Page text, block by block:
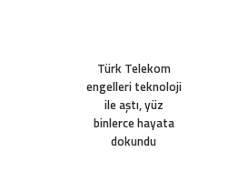
Türk Telekom
engelleri teknoloji
ile aştı, yüz
binlerce hayata
dokundu